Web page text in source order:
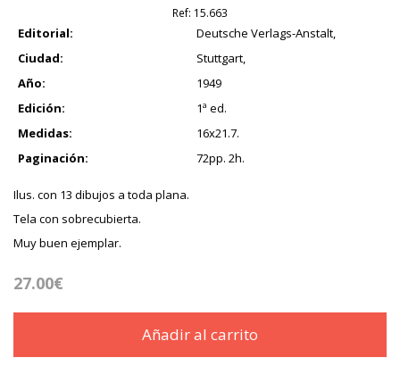
Ref: 15.663
Editorial:
Deutsche Verlags-Anstalt,
Ciudad:
Stuttgart,
Año:
1949
Edición:
1ª ed.
Medidas:
16x21.7.
Paginación:
72pp. 2h.
Ilus. con 13 dibujos a toda plana.
Tela con sobrecubierta.
Muy buen ejemplar.
27.00€
Añadir al carrito